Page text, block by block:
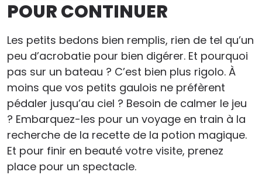
POUR CONTINUER
Les petits bedons bien remplis, rien de tel qu’un
peu d’acrobatie pour bien digérer. Et pourquoi
pas sur un bateau ? C’est bien plus rigolo. À
moins que vos petits gaulois ne préfèrent
pédaler jusqu’au ciel ? Besoin de calmer le jeu
? Embarquez-les pour un voyage en train à la
recherche de la recette de la potion magique.
Et pour finir en beauté votre visite, prenez
place pour un spectacle.